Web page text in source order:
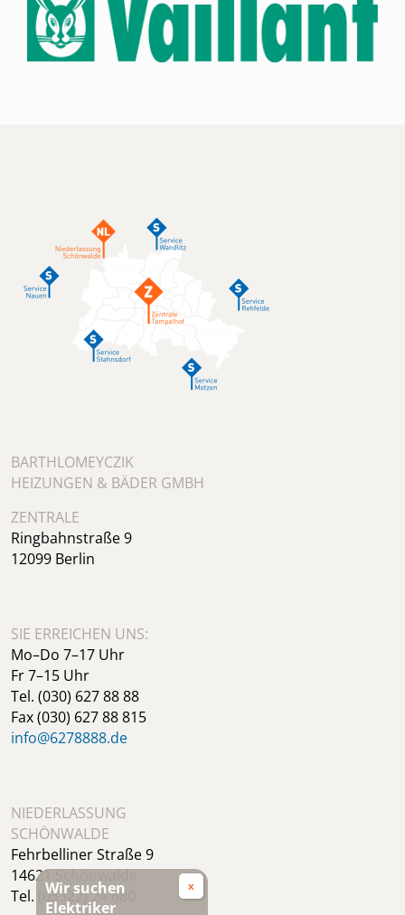
BARTHLOMEYCZIK
HEIZUNGEN & BÄDER GMBH
ZENTRALE
Ringbahnstraße 9
12099 Berlin
SIE ERREICHEN UNS:
Mo–Do 7–17 Uhr
Fr 7–15 Uhr
Tel. (030) 627 88 88
Fax (030) 627 88 815
info@6278888.de
NIEDERLASSUNG
SCHÖNWALDE
Fehrbelliner Straße 9
14621 Schönwalde
Tel. (03322) 24 680
Wir suchen
Elektriker